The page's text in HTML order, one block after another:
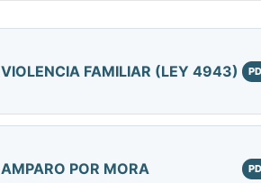
VIOLENCIA FAMILIAR (LEY 4943)
AMPARO POR MORA